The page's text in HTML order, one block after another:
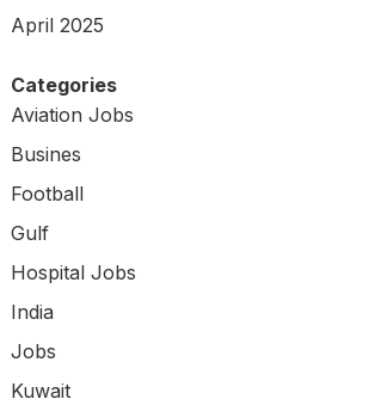
April 2025
Categories
Aviation Jobs
Busines
Football
Gulf
Hospital Jobs
India
Jobs
Kuwait